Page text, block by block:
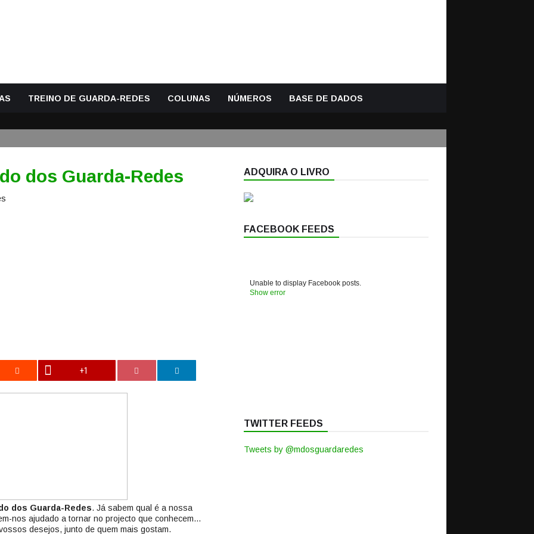
TREINO DE GUARDA-REDES COLUNAS NÚMEROS BASE DE DADOS
dos Guarda-Redes
+1
dos Guarda-Redes. Já sabem qual é a nossa
nos ajudado a tornar no projecto que conhecem…
desejos, junto de quem mais gostam.
ADQUIRA O LIVRO
FACEBOOK FEEDS
Unable to display Facebook posts.
Show error
TWITTER FEEDS
Tweets by @mdosguardaredes